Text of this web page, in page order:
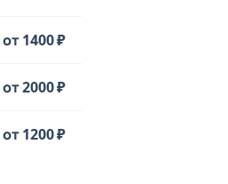
от 1400 ₽
от 2000 ₽
от 1200 ₽